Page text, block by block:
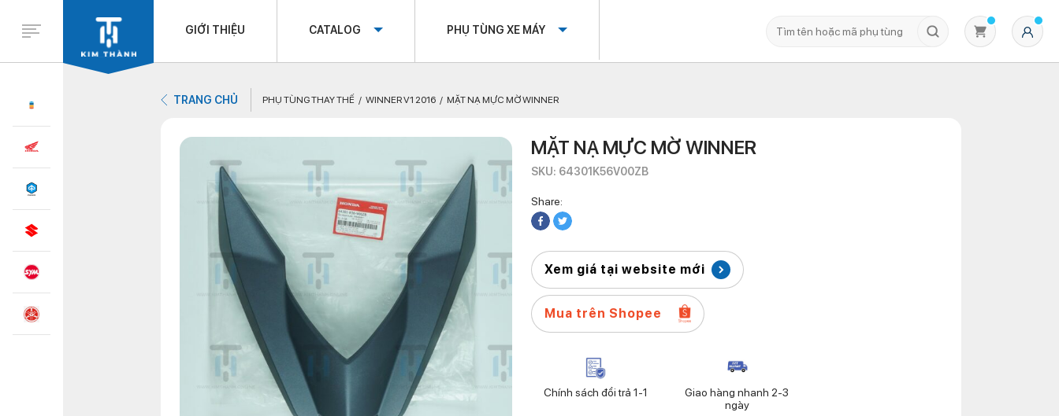
GIỚI THIỆU CATALOG PHỤ TÙNG XE MÁY
TRANG CHỦ PHỤ TÙNG THAY THẾ WINNER V1 2016 MẶT NẠ MỰC MỜ WINNER
MẶT NẠ MỰC MỜ WINNER
SKU: 64301K56V00ZB
Share:
Xem giá tại website mới
Mua trên Shopee
Chính sách đổi trả 1-1
Giao hàng nhanh 2-3
ngày